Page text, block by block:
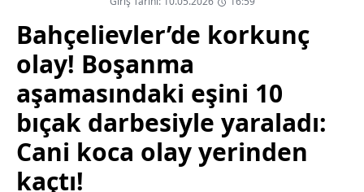
Bahçelievler’de korkunç
olay! Boşanma
aşamasındaki eşini 10
bıçak darbesiyle yaraladı:
Cani koca olay yerinden
kaçtı!